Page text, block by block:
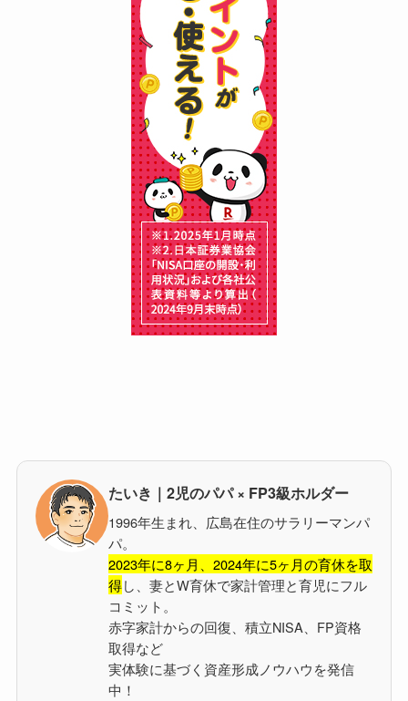
たいき｜2児のパパ × FP3級ホルダー
1996年生まれ、広島在住のサラリーマンパ
パ。
2023年に8ヶ月、2024年に5ヶ月の育休を取
得し、妻とW育休で家計管理と育児にフル
コミット。
赤字家計からの回復、積立NISA、FP資格
取得など
実体験に基づく資産形成ノウハウを発信
中！